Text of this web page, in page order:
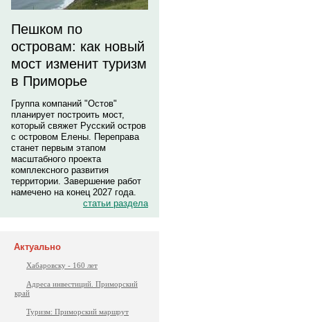
Пешком по
островам: как новый
мост изменит туризм
в Приморье
Группа компаний "Остов"
планирует построить мост,
который свяжет Русский остров
с островом Елены. Переправа
станет первым этапом
масштабного проекта
комплексного развития
территории. Завершение работ
намечено на конец 2027 года.
статьи раздела
Актуально
Хабаровску - 160 лет
Адреса инвестиций. Приморский
край
Туризм: Приморский маршрут